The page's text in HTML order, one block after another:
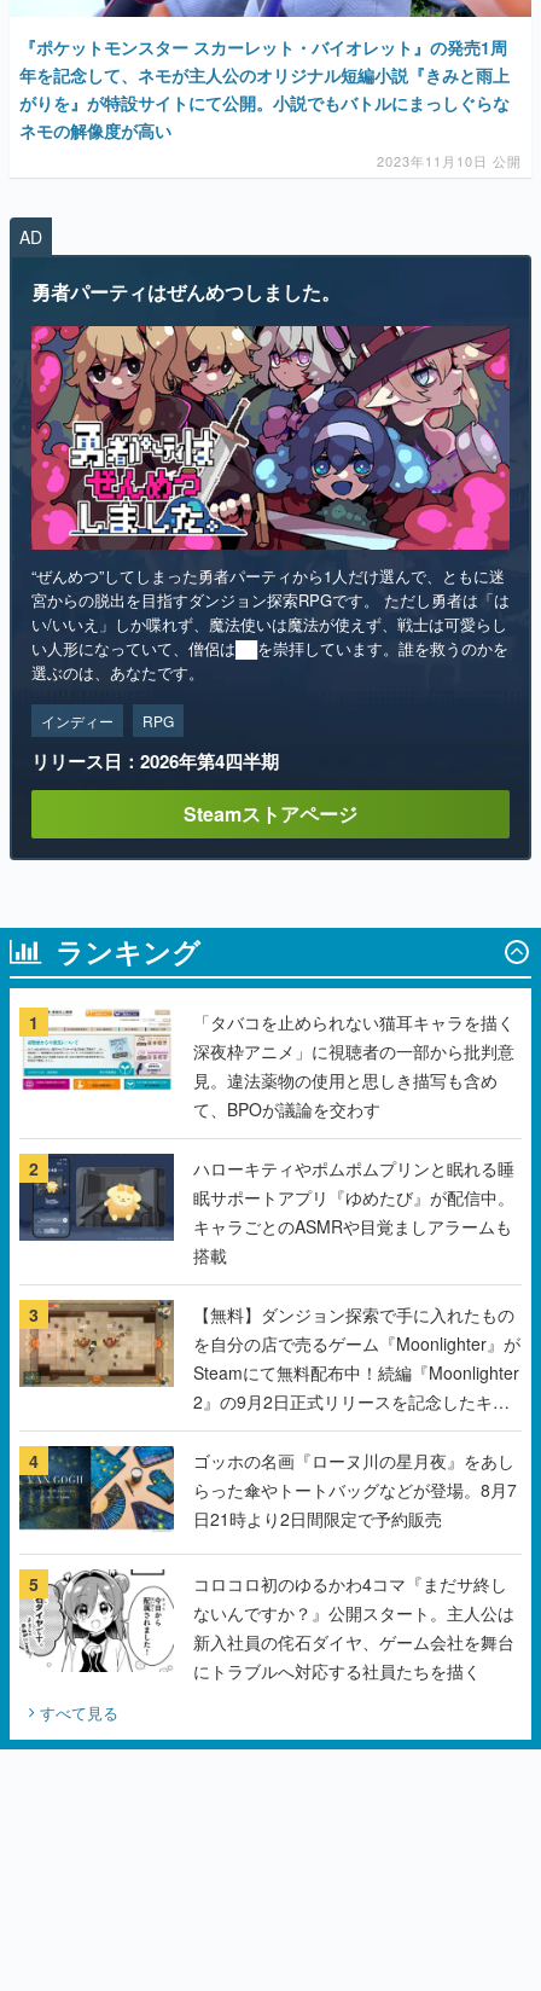
がりを』が特設サイトにて公開。小説でもバトルにまっしぐらな
ネモの解像度が高い
2023年11月10日 公開
AD
“ぜんめつ”してしまった勇者パーティから1人だけ選んで、ともに迷
宮からの脱出を目指すダンジョン探索RPGです。 ただし勇者は「は
い/いいえ」しか喋れず、魔法使いは魔法が使えず、戦士は可愛らし
選ぶのは、あなたです。
インディー RPG
リリース日：2026年第4四半期
ランキング
1
「タバコを止められない猫耳キャラを描く
深夜枠アニメ」に視聴者の一部から批判意
見。違法薬物の使用と思しき描写も含め
て、BPOが議論を交わす
2
ハローキティやポムポムプリンと眠れる睡
眠サポートアプリ『ゆめたび』が配信中。
キャラごとのASMRや目覚ましアラームも
搭載
3
【無料】ダンジョン探索で手に入れたもの
を自分の店で売るゲーム『Moonlighter』が
Steamにて無料配布中！続編『Moonlighter
2』の9月2日正式リリースを記念したキャ
ンペーン
4
ゴッホの名画『ローヌ川の星月夜』をあし
らった傘やトートバッグなどが登場。8月7
日21時より2日間限定で予約販売
5
コロコロ初のゆるかわ4コマ『まだサ終し
ないんですか？』公開スタート。主人公は
新入社員の侘石ダイヤ、ゲーム会社を舞台
にトラブルへ対応する社員たちを描く
すべて見る